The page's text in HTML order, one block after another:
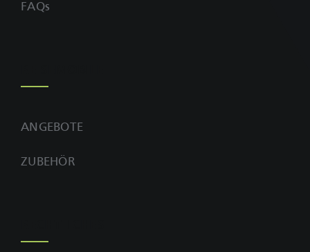
FAQs
ANGEBOTE
ZUBEHÖR